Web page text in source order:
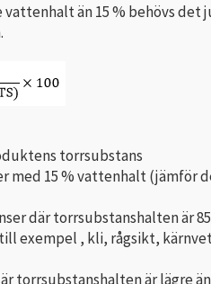
än 15 % behövs det
torrsubstans
med 15 % vattenhalt (jämför
där torrsubstanshalten är
exempel , kli, rågsikt,
torrsubstanshalten är lägre än